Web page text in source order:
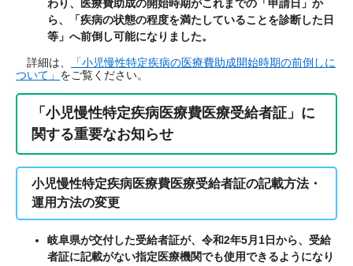
わり、医療費助成の開始時期がこれまでの「申請日」か
ら、「疾病の状態の程度を満たしていることを診断した日
等」へ前倒し可能になりました。
​ 詳細は、
「小児慢性特定疾病の医療費助成開始時期の前倒しに
ついて」 をご覧ください。
「小児慢性特定疾病医療費医療受給者証」に
関する重要なお知らせ
小児慢性特定疾病医療費医療受給者証の記載方法・
運用方法の変更
岐阜県が交付した受給者証が、令和2年5月1日から、受給
者証に記載がない指定医療機関でも使用できるようになり